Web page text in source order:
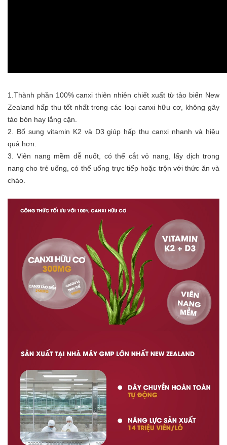
1.Thành phần 100% canxi thiên nhiên chiết xuất từ tảo biển New
Zealand hấp thu tốt nhất trong các loại canxi hữu cơ, không gây
táo bón hay lắng cặn.
2. Bổ sung vitamin K2 và D3 giúp hấp thu canxi nhanh và hiệu
quả hơn.
3. Viên nang mềm dễ nuốt, có thể cắt vỏ nang, lấy dịch trong
nang cho trẻ uống, có thể uống trực tiếp hoặc trộn với thức ăn và
cháo.